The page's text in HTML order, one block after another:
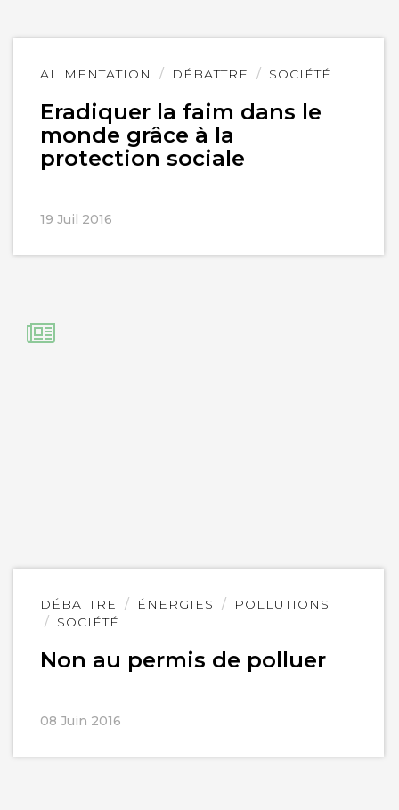
ALIMENTATION DÉBATTRE SOCIÉTÉ
Eradiquer la faim dans le
monde grâce à la
protection sociale
19 Juil 2016
Lire
DÉBATTRE ÉNERGIES
POLLUTIONS
SOCIÉTÉ
Non au permis de polluer
08 Juin 2016
Lire
l'article